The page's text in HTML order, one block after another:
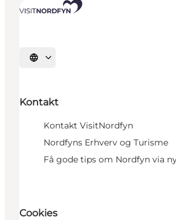
Vælg sprog
Kontakt
Kontakt VisitNordfyn
Nordfyns Erhverv og Turisme
Få gode tips om Nordfyn via
Cookies